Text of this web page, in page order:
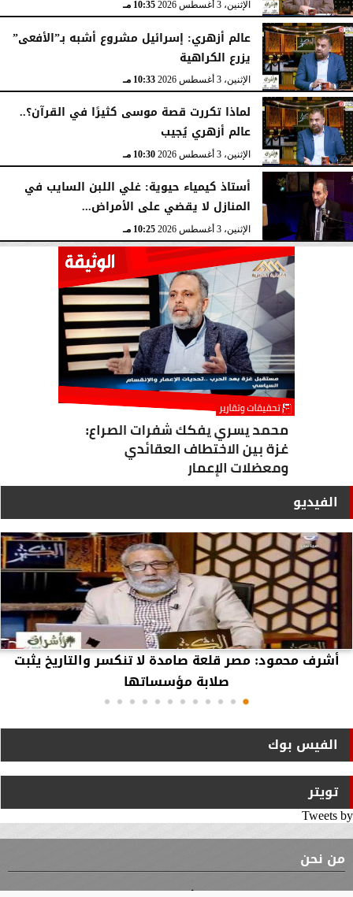
الإثنين، 3 أغسطس 2026 10:35 مـ
عالم أزهري: إسرائيل مشروع أشبه بـ”الأفعى”
يزرع الكراهية
الإثنين، 3 أغسطس 2026 10:33 مـ
لماذا تكررت قصة موسى كثيرًا في القرآن؟..
عالم أزهري يُجيب
الإثنين، 3 أغسطس 2026 10:30 مـ
أستاذ كيمياء حيوية: غلي اللبن السايب في
المنازل لا يقضي على الأمراض...
الإثنين، 3 أغسطس 2026 10:25 مـ
الفيديو
أشرف محمود: مصر قلعة صامدة لا تنكسر والتاريخ يثبت
صلابة مؤسساتها
الفيس بوك
تويتر
Tweets by
من نحن